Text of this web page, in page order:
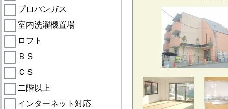
プロパンガス
室内洗濯機置場
ロフト
ＢＳ
ＣＳ
二階以上
インターネット対応